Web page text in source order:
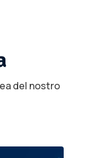
del nostro